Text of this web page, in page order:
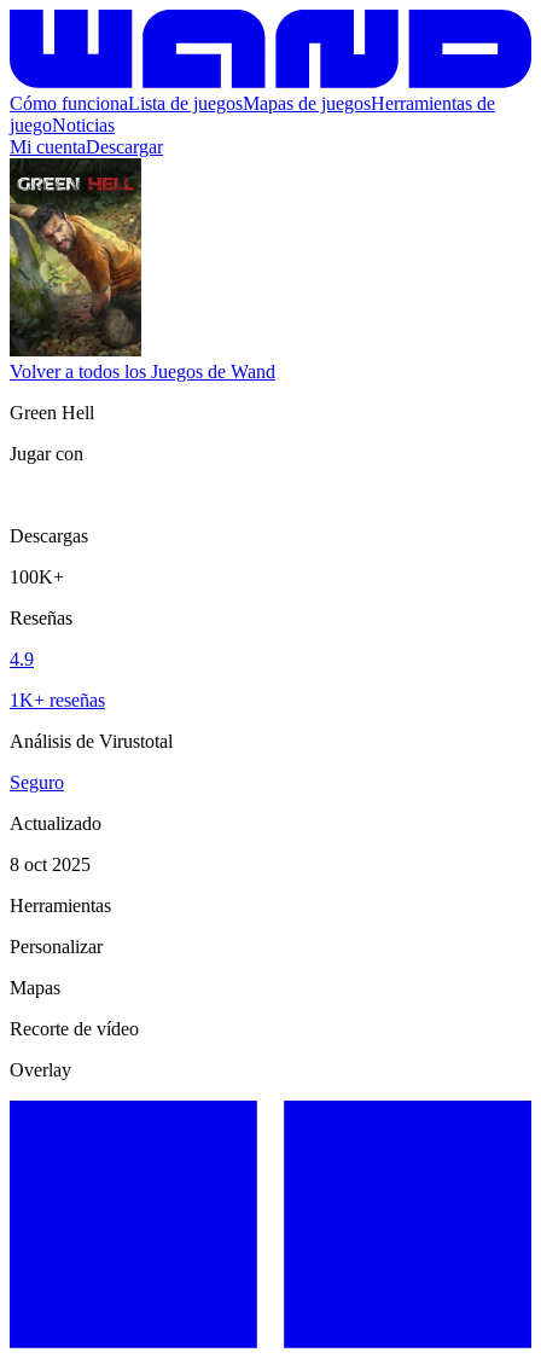
Cómo funcionaLista de juegosMapas de juegosHerramientas de
juegoNoticias
Mi cuentaDescargar
Volver a todos los Juegos de Wand
Green Hell
Jugar con
Descargas
100K+
Reseñas
4.9
1K+ reseñas
Análisis de Virustotal
Seguro
Actualizado
8 oct 2025
Herramientas
Personalizar
Mapas
Recorte de vídeo
Overlay